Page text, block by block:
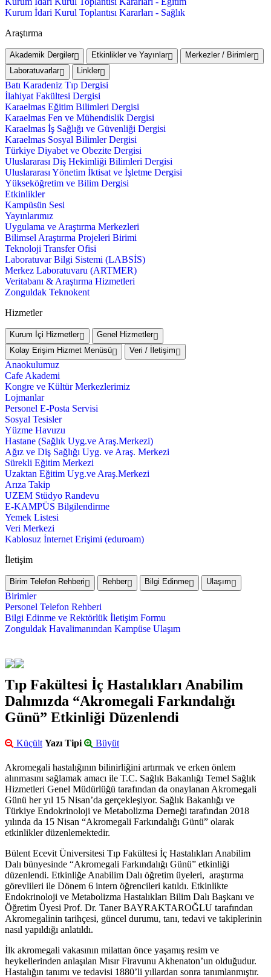
Kurum İdari Kurul Toplantısı Kararları - Sağlık
Araştırma
Akademik Dergiler Etkinlikler ve Yayınlar
Merkezler / Birimler
Laboratuvarlar
Linkler
Batı Karadeniz Tıp Dergisi
İlahiyat Fakültesi Dergisi
Karaelmas Eğitim Bilimleri Dergisi
Karaelmas Fen ve Mühendislik Dergisi
Karaelmas İş Sağlığı ve Güvenliği Dergisi
Karaelmas Sosyal Bilimler Dergisi
Türkiye Diyabet ve Obezite Dergisi
Uluslararası Diş Hekimliği Bilimleri Dergisi
Uluslararası Yönetim İktisat ve İşletme Dergisi
Yükseköğretim ve Bilim Dergisi
Etkinlikler
Kampüsün Sesi
Yayınlarımız
Uygulama ve Araştırma Merkezleri
Bilimsel Araştırma Projeleri Birimi
Teknoloji Transfer Ofisi
Laboratuvar Bilgi Sistemi (LABSİS)
Merkez Laboratuvaru (ARTMER)
Veritabanı & Araştırma Hizmetleri
Zonguldak Teknokent
Hizmetler
Kurum İçi Hizmetler
Genel Hizmetler
Kolay Erişim Hizmet Menüsü
Veri / İletişim
Anaokulumuz
Cafe Akademi
Kongre ve Kültür Merkezlerimiz
Lojmanlar
Personel E-Posta Servisi
Sosyal Tesisler
Yüzme Havuzu
Hastane (Sağlık Uyg.ve Araş.Merkezi)
Ağız ve Diş Sağlığı Uyg. ve Araş. Merkezi
Sürekli Eğitim Merkezi
Uzaktan Eğitim Uyg.ve Araş.Merkezi
Arıza Takip
UZEM Stüdyo Randevu
E-KAMPÜS Bilgilendirme
Yemek Listesi
Veri Merkezi
Kablosuz İnternet Erişimi (eduroam)
İletişim
Birim Telefon Rehberi Rehber Bilgi Edinme Ulaşım
Birimler
Personel Telefon Rehberi
Bilgi Edinme ve Rektörlük İletişim Formu
Zonguldak Havalimanından Kampüse Ulaşım
Tıp Fakültesi İç Hastalıkları Anabilim
Dalımızda “Akromegali Farkındalığı
Günü” Etkinliği Düzenlendi
Küçült Yazı Tipi Büyüt
Akromegali hastalığının bilinirliğini artırmak ve erken önlem
alınmasını sağlamak amacı ile T.C. Sağlık Bakanlığı Temel Sağlık
Hizmetleri Genel Müdürlüğü tarafından da onaylanan Akromegali
Günü her yıl 15 Nisan’da gerçekleşiyor. Sağlık Bakanlığı ve
Türkiye Endokrinoloji ve Metabolizma Derneği tarafından 2018
yılında da 15 Nisan “Akromegali Farkındalığı Günü” olarak
etkinlikler düzenlemektedir.
Bülent Ecevit Üniversitesi Tıp Fakültesi İç Hastalıkları Anabilim
Dalı bünyesinde “Akromegali Farkındalığı Günü” etkinliği
düzenlendi. Etkinliğe Anabilim Dalı öğretim üyeleri, araştırma
görevlileri ile Dönem 6 intern öğrencileri katıldı. Etkinlikte
Endokrinoloji ve Metabolizma Hastalıkları Bilim Dalı Başkanı ve
Öğretim Üyesi Prof. Dr. Taner BAYRAKTAROĞLU tarafından
Akromegalinin tarihçesi, güncel durumu, tanı, tedavi ve takiplerinin
nasıl yapıldığı anlatıldı.
İlk akromegali vakasının milattan önce yaşamış resim ve
heykellerinden anlaşılan Mısır Firavunu Akhenaton’un olduğudur.
Hastalığın tanımı ve tedavisi 1880’li yıllardan sonra tanımlanmıştır.